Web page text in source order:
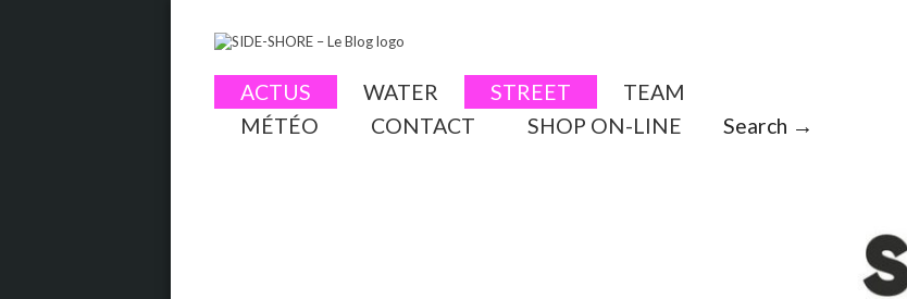
ACTUS WATER STREET
TEAM
MÉTÉO
CONTACT SHOP ON-LINE Search →